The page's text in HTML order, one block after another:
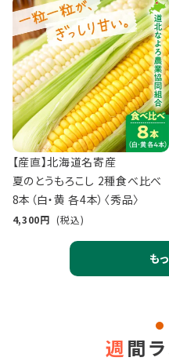
【産直】北海道名寄産
夏のとうもろこし 2種食べ比べ
8本（白・黄 各4本）〈秀品〉
4,300 (税込)
も
週 間